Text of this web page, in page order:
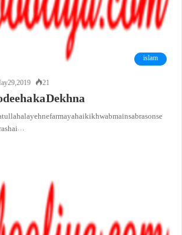
islam
29, 2019 21
ka Dekhna
alayeh ne farmaya hai ki khwab main sab rason se
hai…